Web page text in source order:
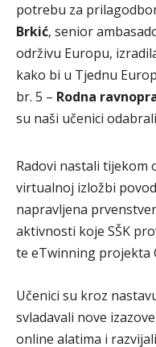
potrebu za
Brkić, senior
održivu Europu,
kako bi u Tjednu
br. 5 – Rodna
su naši učenici
Radovi nastali tijekom
virtualnoj izložbi
napravljena
aktivnosti koje SŠK
te eTwinning projekta
Učenici su kroz
svladavali nove
online alatima i